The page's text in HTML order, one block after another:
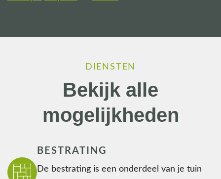
DIENSTEN
Bekijk alle
mogelijkheden
BESTRATING
De bestrating is een onderdeel van je tuin